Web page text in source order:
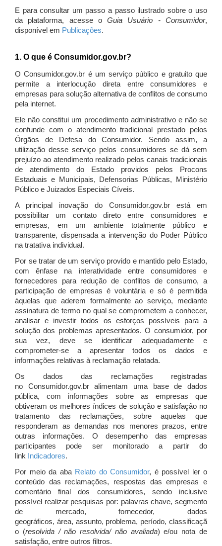
E para consultar um passo a passo ilustrado sobre o uso
da plataforma, acesse oGuia Usuário - Consumidor,
disponível em Publicações.
1. O que é Consumidor.gov.br?
O Consumidor.gov.br é um serviço público e gratuito que
permite a interlocução direta entre consumidores e
empresas para solução alternativa de conflitos de consumo
pela internet.
Ele não constitui um procedimento administrativo e não se
confunde com o atendimento tradicional prestado pelos
Órgãos de Defesa do Consumidor. Sendo assim, a
utilização desse serviço pelos consumidores se dá sem
prejuízo ao atendimento realizado pelos canais tradicionais
de atendimento do Estado providos pelos Procons
Estaduais e Municipais, Defensorias Públicas, Ministério
Público e Juizados Especiais Cíveis.
A principal inovação do Consumidor.gov.br está em
possibilitar um contato direto entre consumidores e
empresas, em um ambiente totalmente público e
transparente, dispensada a intervenção do Poder Público
na tratativa individual.
Por se tratar de um serviço provido e mantido pelo Estado,
com ênfase na interatividade entre consumidores e
fornecedores para redução de conflitos de consumo, a
participação de empresas é voluntária e só é permitida
àquelas que aderem formalmente ao serviço, mediante
assinatura de termo no qual se comprometem a conhecer,
analisar e investir todos os esforços possíveis para a
solução dos problemas apresentados. O consumidor, por
sua vez, deve se identificar adequadamente e
comprometer-se a apresentar todos os dados e
informações relativas à reclamação relatada.
Os dados das reclamações registradas
no Consumidor.gov.br alimentam uma base de dados
pública, com informações sobre as empresas que
obtiveram os melhores índices de solução e satisfação no
tratamento das reclamações, sobre aquelas que
responderam as demandas nos menores prazos, entre
outras informações. O desempenho das empresas
participantes pode ser monitorado a partir do
link Indicadores.
Por meio da aba Relato do Consumidor, é possível ler o
conteúdo das reclamações, respostas das empresas e
comentário final dos consumidores, sendo inclusive
possível realizar pesquisas por: palavras chave, segmento
de mercado, fornecedor, dados
geográficos, área, assunto, problema, período, classificaçã
o (resolvida / não resolvida/ não avaliada) e/ou nota de
satisfação, entre outros filtros.